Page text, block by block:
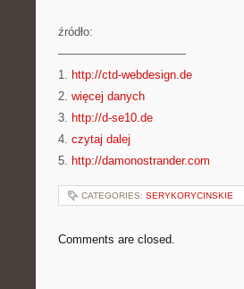
źródło:
———————————
1. http://ctd-webdesign.de
2. więcej danych
3. http://d-se10.de
4. czytaj dalej
5. http://damonostrander.com
CATEGORIES: SERYKORYCINSKIE
Comments are closed.